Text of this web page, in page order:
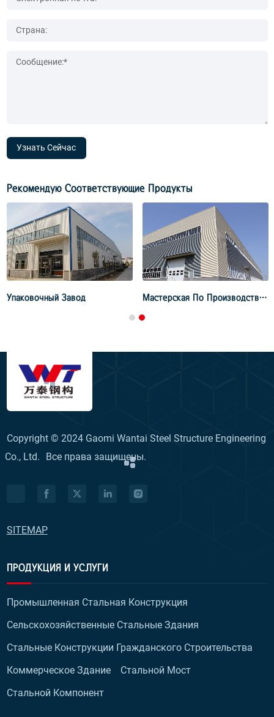
Узнать Сейчас
Рекомендую Соответствующие Продукты
Упаковочный Завод Мастерская По Производству Стальных Конструкций
Copyright © 2024 Gaomi Wantai Steel Structure Engineering
Co., Ltd.
Все права защищены.
SITEMAP
ПРОДУКЦИЯ И УСЛУГИ
Промышленная Стальная Конструкция
Сельскохозяйственные Стальные Здания
Стальные Конструкции Гражданского Строительства
Коммерческое Здание
Стальной Мост
Стальной Компонент